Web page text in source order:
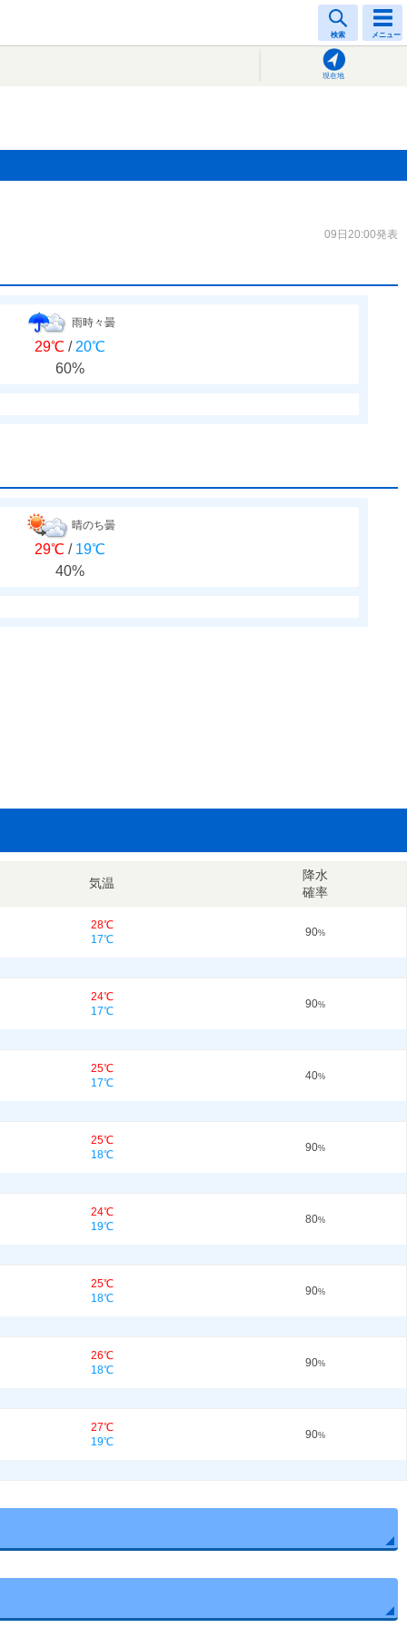
検索 メニュー
現在地
09日20:00発表
雨時々曇
29℃ / 20℃
60%
晴のち曇
29℃ / 19℃
40%
気温
降水
確率
28℃
17℃
90%
24℃
17℃
90%
25℃
17℃
40%
25℃
18℃
90%
24℃
19℃
80%
25℃
18℃
90%
26℃
18℃
90%
27℃
19℃
90%